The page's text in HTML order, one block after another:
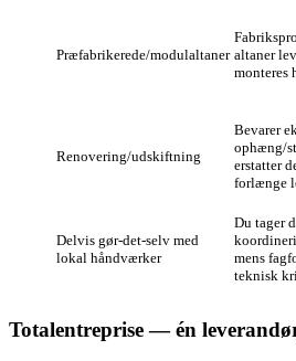
Præfabrikerede/modulaltaner altaner
monteres
Renovering/udskiftning
Bevarer
ophæng/
erstatter
forlænge
Delvis gør‑det‑selv med
lokal håndværker
Du tager
mens
teknisk
Totalentreprise — én